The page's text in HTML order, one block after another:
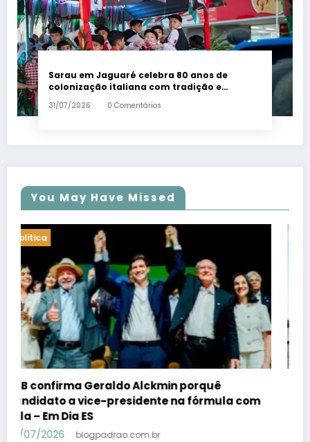
Sarau em Jaguaré celebra 80 anos de
colonização italiana com tradição e
trambolhão da polenta – Em Dia ES
31/07/2026 0 Comentários
You May Have Missed
Politica
Resguardo diz ao STF que Bolsonaro não
autorizou vídeo de IA na convenção do PL – Em
Dia ES
29/07/2026 blogpadrao.com.br